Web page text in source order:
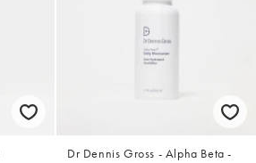
Dr Dennis Gross - Alpha Beta -